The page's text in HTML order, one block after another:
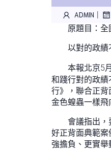
ADMIN |
原題目：全
以對的政績
本報北京5
和踐行對的政
行》，聯合正
金色蝗蟲一樣
會議指出，
好正背面典範案
強擔負、更實